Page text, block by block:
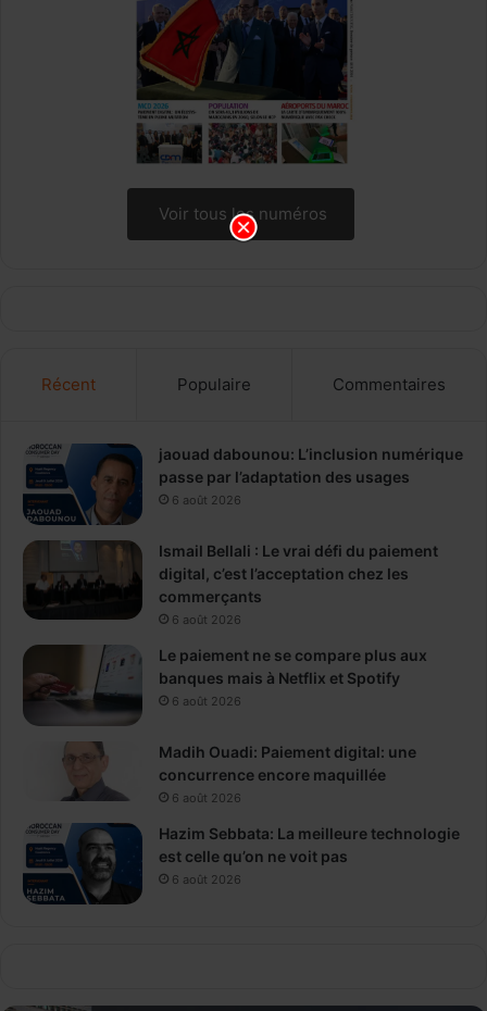
Voir tous les numéros
Récent Populaire Commentaires
jaouad dabounou: L’inclusion numérique
passe par l’adaptation des usages
6 août 2026
Ismail Bellali : Le vrai défi du paiement
digital, c’est l’acceptation chez les
commerçants
6 août 2026
Le paiement ne se compare plus aux
banques mais à Netflix et Spotify
6 août 2026
Madih Ouadi: Paiement digital: une
concurrence encore maquillée
6 août 2026
Hazim Sebbata: La meilleure technologie
est celle qu’on ne voit pas
6 août 2026